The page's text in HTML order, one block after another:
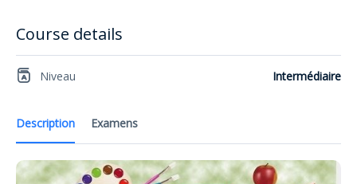
Description Examens
Course details
Niveau Intermédiaire